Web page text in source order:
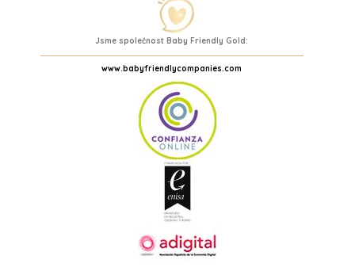
Toaletní sada na plenkový dort
PŘIZPŮSOBITELNÝ
1 531,50 Kč